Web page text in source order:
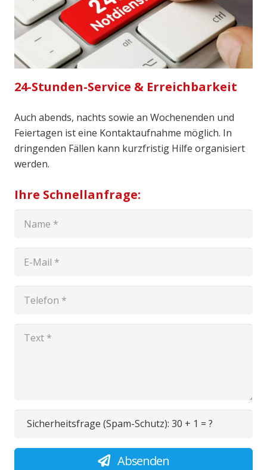
24-Stunden-Service & Erreichbarkeit
Auch abends, nachts sowie an Wochenenden und
Feiertagen ist eine Kontaktaufnahme möglich. In
dringenden Fällen kann kurzfristig Hilfe organisiert
werden.
Ihre Schnellanfrage:
Sicherheitsfrage (Spam-Schutz): 30 + 1 = ?
Absenden